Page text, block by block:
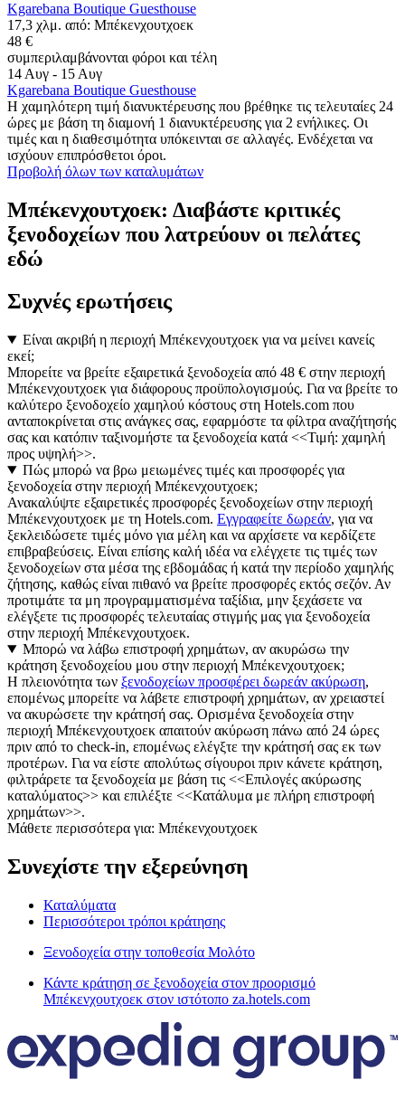
Kgarebana Boutique Guesthouse
17,3 χλμ. από: Μπέκενχουτχοεκ
48 €
συμπεριλαμβάνονται φόροι και τέλη
14 Αυγ - 15 Αυγ
Kgarebana Boutique Guesthouse
Η χαμηλότερη τιμή διανυκτέρευσης που βρέθηκε τις τελευταίες 24
ώρες με βάση τη διαμονή 1 διανυκτέρευσης για 2 ενήλικες. Οι
τιμές και η διαθεσιμότητα υπόκεινται σε αλλαγές. Ενδέχεται να
ισχύουν επιπρόσθετοι όροι.
Προβολή όλων των καταλυμάτων
Μπέκενχουτχοεκ: Διαβάστε κριτικές
ξενοδοχείων που λατρεύουν οι πελάτες
εδώ
Συχνές ερωτήσεις
Είναι ακριβή η περιοχή Μπέκενχουτχοεκ για να μείνει κανείς
εκεί;
Μπορείτε να βρείτε εξαιρετικά ξενοδοχεία από 48 € στην περιοχή
Μπέκενχουτχοεκ για διάφορους προϋπολογισμούς. Για να βρείτε το
καλύτερο ξενοδοχείο χαμηλού κόστους στη Hotels.com που
ανταποκρίνεται στις ανάγκες σας, εφαρμόστε τα φίλτρα αναζήτησής
σας και κατόπιν ταξινομήστε τα ξενοδοχεία κατά <<Τιμή: χαμηλή
προς υψηλή>>.
Πώς μπορώ να βρω μειωμένες τιμές και προσφορές για
ξενοδοχεία στην περιοχή Μπέκενχουτχοεκ;
Ανακαλύψτε εξαιρετικές προσφορές ξενοδοχείων στην περιοχή
Μπέκενχουτχοεκ με τη Hotels.com. Εγγραφείτε δωρεάν, για να
ξεκλειδώσετε τιμές μόνο για μέλη και να αρχίσετε να κερδίζετε
επιβραβεύσεις. Είναι επίσης καλή ιδέα να ελέγχετε τις τιμές των
ξενοδοχείων στα μέσα της εβδομάδας ή κατά την περίοδο χαμηλής
ζήτησης, καθώς είναι πιθανό να βρείτε προσφορές εκτός σεζόν. Αν
προτιμάτε τα μη προγραμματισμένα ταξίδια, μην ξεχάσετε να
ελέγξετε τις προσφορές τελευταίας στιγμής μας για ξενοδοχεία
στην περιοχή Μπέκενχουτχοεκ.
Μπορώ να λάβω επιστροφή χρημάτων, αν ακυρώσω την
κράτηση ξενοδοχείου μου στην περιοχή Μπέκενχουτχοεκ;
Η πλειονότητα των ξενοδοχείων προσφέρει δωρεάν ακύρωση,
επομένως μπορείτε να λάβετε επιστροφή χρημάτων, αν χρειαστεί
να ακυρώσετε την κράτησή σας. Ορισμένα ξενοδοχεία στην
περιοχή Μπέκενχουτχοεκ απαιτούν ακύρωση πάνω από 24 ώρες
πριν από το check-in, επομένως ελέγξτε την κράτησή σας εκ των
προτέρων. Για να είστε απολύτως σίγουροι πριν κάνετε κράτηση,
φιλτράρετε τα ξενοδοχεία με βάση τις <<Επιλογές ακύρωσης
καταλύματος>> και επιλέξτε <<Κατάλυμα με πλήρη επιστροφή
χρημάτων>>.
Μάθετε περισσότερα για: Μπέκενχουτχοεκ
Συνεχίστε την εξερεύνηση
Καταλύματα
Περισσότεροι τρόποι κράτησης
Ξενοδοχεία στην τοποθεσία Μολότο
Κάντε κράτηση σε ξενοδοχεία στον προορισμό
Μπέκενχουτχοεκ στον ιστότοπο za.hotels.com